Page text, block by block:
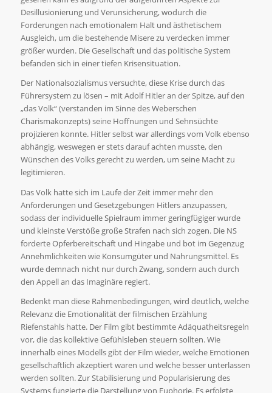
Desillusionierung und Verunsicherung, wodurch die
Forderungen nach emotionalem Halt und ästhetischem
Ausgleich, um die bestehende Misere zu verdecken immer
größer wurden. Die Gesellschaft und das politische System
befanden sich in einer tiefen Krisensituation.
Der Nationalsozialismus versuchte, diese Krise durch das
Führersystem zu lösen – mit Adolf Hitler an der Spitze, auf den
„das Volk“ (verstanden im Sinne des Weberschen
Charismakonzepts) seine Hoffnungen und Sehnsüchte
projizieren konnte. Hitler selbst war allerdings vom Volk ebenso
abhängig, weswegen er stets darauf achten musste, den
Wünschen des Volks gerecht zu werden, um seine Macht zu
legitimieren.
Das Volk hatte sich im Laufe der Zeit immer mehr den
Anforderungen und Gesetzgebungen Hitlers anzupassen,
sodass der individuelle Spielraum immer geringfügiger wurde
und kleinste Verstöße große Strafen nach sich zogen. Die NS
forderte Opferbereitschaft und Hingabe und bot im Gegenzug
Annehmlichkeiten wie Konsumgüter und Nahrungsmittel. Es
wurde demnach nicht nur durch Zwang, sondern auch durch
den Appell an das Imaginäre regiert.
Bedenkt man diese Rahmenbedingungen, wird deutlich, welche
Relevanz die Emotionalität der filmischen Erzählung
Riefenstahls hatte. Der Film gibt bestimmte Adäquatheitsregeln
vor, die das kollektive Gefühlsleben steuern sollten. Wie
innerhalb eines Modells gibt der Film wieder, welche Emotionen
gesellschaftlich akzeptiert waren und welche besser unterlassen
werden sollten. Zur Stabilisierung und Popularisierung des
Systems fungierte die Darstellung von Euphorie. Es erfolgte